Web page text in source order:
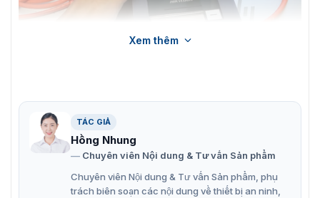
KD8003-IME1/S
DS-KD8003-IME1/S là module chuyên nghiệp thuộc
dòng KD8 Series. DS-KD8003-IME1/S bao gồm: camera
HD 2MP, 1 Nút vật lý gọi, 2 rơle khóa, đầu vào cảnh báo
4 kênh. Tiêu chuẩn bảo vệ IP65 phù hợp ứng dụng trong
nhà hoặc ngoài trời.
Xem thêm
TÁC GIẢ
Hồng Nhung
Chuyên viên Nội dung & Tư vấn Sản phẩm
Chuyên viên Nội dung & Tư vấn Sản phẩm, phụ
trách biên soạn các nội dung về thiết bị an ninh,